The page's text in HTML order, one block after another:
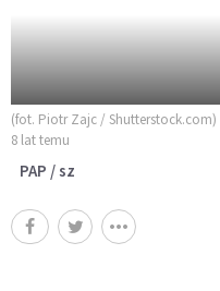
(fot. Piotr Zajc / Shutterstock.com)
8 lat temu
PAP / sz